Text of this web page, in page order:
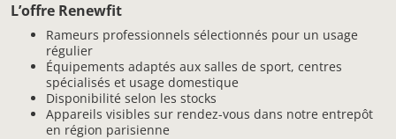
L’offre Renewfit
Rameurs professionnels sélectionnés pour un usage
régulier
Équipements adaptés aux salles de sport, centres
spécialisés et usage domestique
Disponibilité selon les stocks
Appareils visibles sur rendez-vous dans notre entrepôt
en région parisienne